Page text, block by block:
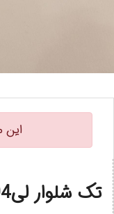
تک شلوار لی604اسپرت